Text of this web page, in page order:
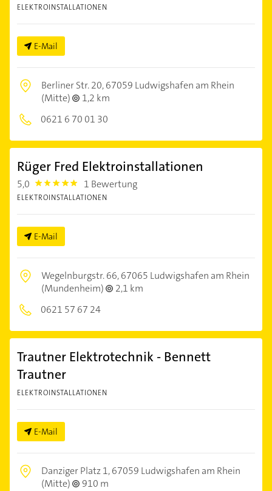
ELEKTROINSTALLATIONEN
E-Mail
Berliner Str. 20,67059 Ludwigshafen am Rhein
(Mitte)
1,2 km
0621 6 70 01 30
Rüger Fred Elektroinstallationen
5,0 5.0 1 Bewertung
ELEKTROINSTALLATIONEN
E-Mail
Wegelnburgstr. 66,67065 Ludwigshafen am Rhein
(Mundenheim)
2,1 km
0621 57 67 24
Trautner Elektrotechnik - Bennett
Trautner
ELEKTROINSTALLATIONEN
E-Mail
Danziger Platz 1,67059 Ludwigshafen am Rhein
(Mitte)
910 m